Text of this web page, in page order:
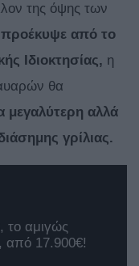
της όψης των
από το
Ιδιοκτησίας, η
θα
μεγαλύτερη αλλά
γρίλιας.
το αμιγώς
από 17.900€!